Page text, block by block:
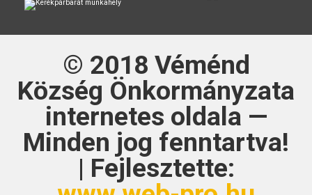
© 2018 Véménd
Község Önkormányzata
internetes oldala —
Minden jog fenntartva!
| Fejlesztette: